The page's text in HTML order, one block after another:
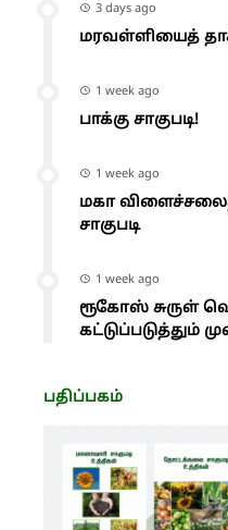
3 days ago
மரவள்ளியைத்
1 week ago
பாக்கு சாகுபடி!
1 week ago
மகா
சாகுபடி
1 week ago
ரூகோஸ் சுருள்
கட்டுப்படுத்தும்
பதிப்பகம்